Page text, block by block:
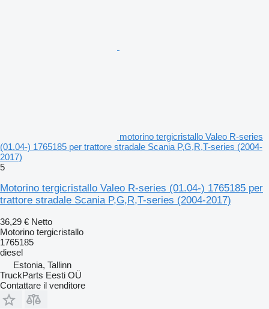
motorino tergicristallo Valeo R-series
(01.04-) 1765185 per trattore stradale Scania P,G,R,T-series (2004-
2017)
5
Motorino tergicristallo Valeo R-series (01.04-) 1765185 per
trattore stradale Scania P,G,R,T-series (2004-2017)
36,29 € Netto
Motorino tergicristallo
1765185
diesel
Estonia, Tallinn
TruckParts Eesti OÜ
Contattare il venditore